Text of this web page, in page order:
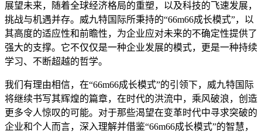
展望未来，随着全球经济格局的重塑，以及科技的飞速发展，
挑战与机遇并存。威九特国际所秉持的“66m66成长模式”，以
其高度的适应性和前瞻性，为企业应对未来的不确定性提供了
强大的支撑。它不仅仅是一种企业发展的模式，更是一种持续
学习、不断超越的哲学。
我们有理由相信，在“66m66成长模式”的引领下，威九特国际
将继续书写其辉煌的篇章，在时代的洪流中，乘风破浪，创造
更多令人惊叹的可能。对于那些渴望在变革时代中寻求突破的
企业和个人而言，深入理解并借鉴“66m66成长模式”的智慧，